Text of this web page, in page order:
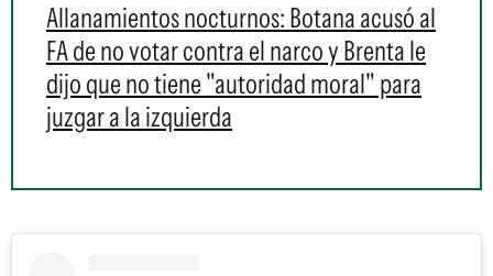
Allanamientos nocturnos: Botana acusó al
FA de no votar contra el narco y Brenta le
dijo que no tiene "autoridad moral" para
juzgar a la izquierda